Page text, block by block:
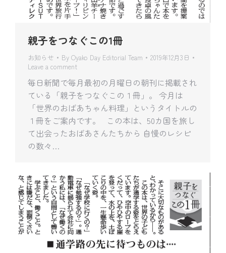
親子をつなぐこの1冊
お知らせ By Oyako Day Editorial Team
2019年12月3日
Leave a comment
毎日新聞で毎月最初の月曜日の朝刊に掲載され
ている「親子をつなぐこの１冊」。 今月は
「世界のおばあちゃん料理」というタイトルの
１冊をご案内です。 この本は、50カ国を旅し
て出会ったおばあさんたちから 自慢のレシピ
の数々…